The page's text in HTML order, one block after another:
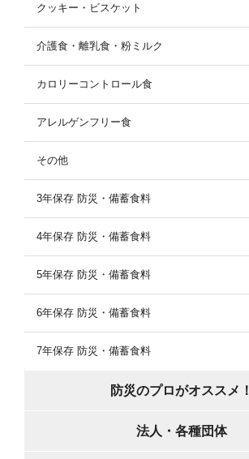
クッキー・ビスケット
介護食・離乳食・粉ミルク
カロリーコントロール食
アレルゲンフリー食
その他
3年保存 防災・備蓄食料
4年保存 防災・備蓄食料
5年保存 防災・備蓄食料
6年保存 防災・備蓄食料
7年保存 防災・備蓄食料
防災のプロがオススメ！
法人・各種団体